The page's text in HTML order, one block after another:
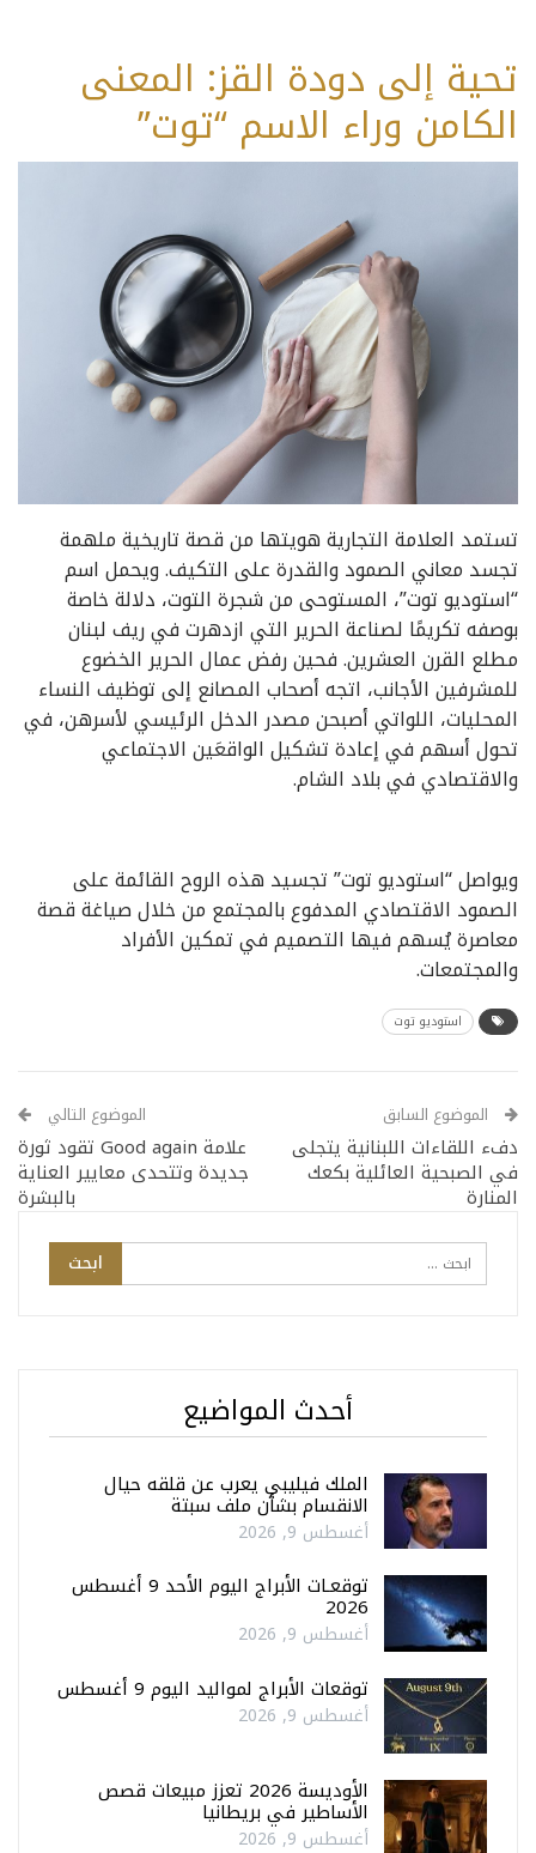
تحية إلى دودة القز: المعنى
الكامن وراء الاسم “توت”
تستمد العلامة التجارية هويتها من قصة تاريخية ملهمة
تجسد معاني الصمود والقدرة على التكيف. ويحمل اسم
“استوديو توت”، المستوحى من شجرة التوت، دلالة خاصة
بوصفه تكريمًا لصناعة الحرير التي ازدهرت في ريف لبنان
مطلع القرن العشرين. فحين رفض عمال الحرير الخضوع
للمشرفين الأجانب، اتجه أصحاب المصانع إلى توظيف النساء
المحليات، اللواتي أصبحن مصدر الدخل الرئيسي لأسرهن، في
تحول أسهم في إعادة تشكيل الواقعَين الاجتماعي
والاقتصادي في بلاد الشام.
ويواصل “استوديو توت” تجسيد هذه الروح القائمة على
الصمود الاقتصادي المدفوع بالمجتمع من خلال صياغة قصة
معاصرة يُسهم فيها التصميم في تمكين الأفراد
والمجتمعات.
استوديو توت
الموضوع السابق
دفء اللقاءات اللبنانية يتجلى
في الصبحية العائلية بكعك
المنارة
الموضوع التالي
علامة Good again تقود ثورة
جديدة وتتحدى معايير العناية
بالبشرة
أحدث المواضيع
الملك فيليبي يعرب عن قلقه حيال
الانقسام بشأن ملف سبتة
أغسطس 9, 2026
توقعـات الأبراج اليوم الأحد 9 أغسطس
2026
أغسطس 9, 2026
توقعات الأبراج لمواليد اليوم 9 أغسطس
أغسطس 9, 2026
الأوديسة 2026 تعزز مبيعات قصص
الأساطير في بريطانيا
أغسطس 9, 2026